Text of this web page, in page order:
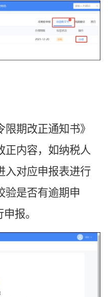
期改正通知书》
正内容，如纳税人
入对应申报表进行
验是否有逾期申
报。